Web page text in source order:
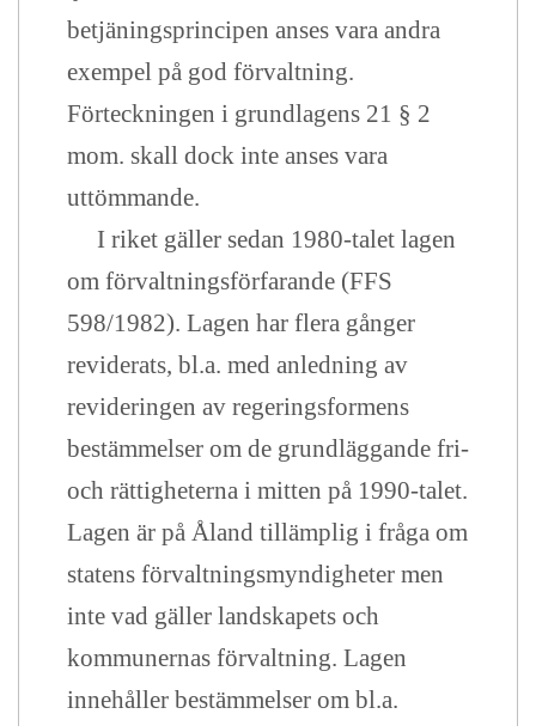
betjäningsprincipen anses vara andra
exempel på god förvaltning.
Förteckningen i grundlagens 21 § 2
mom. skall dock inte anses vara
uttömmande.
I riket gäller sedan 1980-talet lagen
om förvaltningsförfarande (FFS
598/1982). Lagen har flera gånger
reviderats, bl.a. med anledning av
revideringen av regeringsformens
bestämmelser om de grundläggande fri-
och rättigheterna i mitten på 1990-talet.
Lagen är på Åland tillämplig i fråga om
statens förvaltningsmyndigheter men
inte vad gäller landskapets och
kommunernas förvaltning. Lagen
innehåller bestämmelser om bl.a.